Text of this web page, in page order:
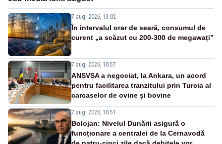
7 aug. 2026, 13:02
În intervalul orar de seară, consumul de
curent „a scăzut cu 200-300 de megawați”
7 aug. 2026, 10:57
ANSVSA a negociat, la Ankara, un acord
pentru facilitarea tranzitului prin Turcia al
carcaselor de ovine și bovine
7 aug. 2026, 10:51
Bolojan: Nivelul Dunării asigură o
funcționare a centralei de la Cernavodă